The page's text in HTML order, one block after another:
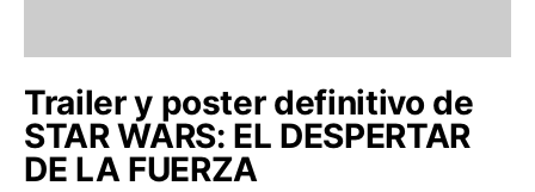
Trailer y poster definitivo de
STAR WARS: EL DESPERTAR
DE LA FUERZA